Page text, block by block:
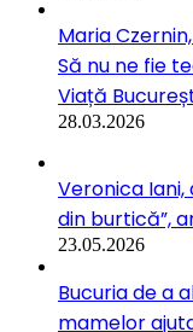
Maria
Să nu ne fie
Viață
28.03.2026
Veronica
din burtică”,
23.05.2026
Bucuria de a
mamelor